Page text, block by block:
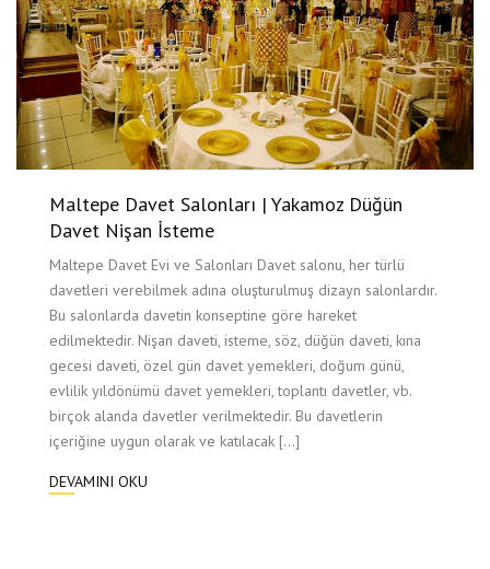
Maltepe Davet Salonları | Yakamoz Düğün
Davet Nişan İsteme
Maltepe Davet Evi ve Salonları Davet salonu, her türlü
davetleri verebilmek adına oluşturulmuş dizayn salonlardır.
Bu salonlarda davetin konseptine göre hareket
edilmektedir. Nişan daveti, isteme, söz, düğün daveti, kına
gecesi daveti, özel gün davet yemekleri, doğum günü,
evlilik yıldönümü davet yemekleri, toplantı davetler, vb.
birçok alanda davetler verilmektedir. Bu davetlerin
içeriğine uygun olarak ve katılacak […]
DEVAMINI OKU